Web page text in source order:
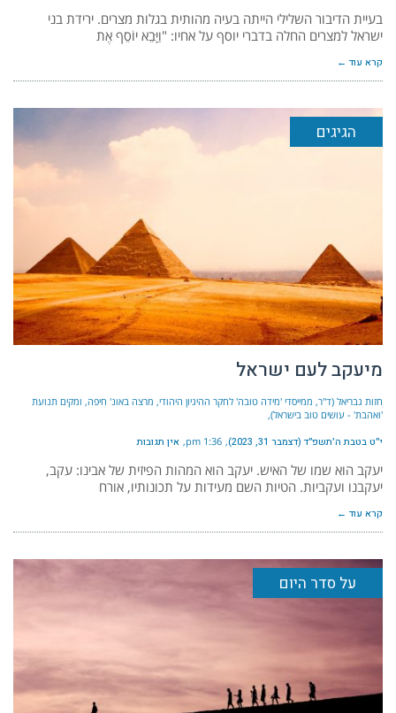
בעיית הדיבור השלילי הייתה בעיה מהותית בגלות מצרים. ירידת בני
ישראל למצרים החלה בדברי יוסף על אחיו: "וַיָּבֵא יוֹסֵף אֶת
קרא עוד ←
הגיגים
מיעקב לעם ישראל
חזות גבריאל (ד"ר, ממייסדי 'מידה טובה' לחקר ההיגיון היהודי, מרצה באונ' חיפה, ומקים תנועת
'ואהבת' - עושים טוב בישראל)
י״ט בטבת ה׳תשפ״ד (דצמבר 31, 2023) 1:36 pm אין תגובות
יעקב הוא שמו של האיש. יעקב הוא המהות הפיזית של אבינו: עקב,
יעקבנו ועקביות. הטיות השם מעידות על תכונותיו, אורח
קרא עוד ←
על סדר היום